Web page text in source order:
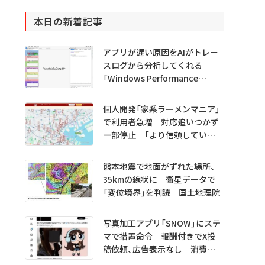
本日の新着記事
アプリが遅い原因をAIがトレー
スログから分析してくれる
「Windows Performance
プレビュー公開
個人開発「家系ラーメンマニア」
で利用者急増 対応追いつかず
一部停止 「より信頼していた
熊本地震で地面がずれた場所、
35kmの線状に 衛星データで
「変位境界」を判読 国土地理院
写真加工アプリ「SNOW」にステ
マで措置命令 報酬付きでX投
稿依頼、広告表示なし 消費者